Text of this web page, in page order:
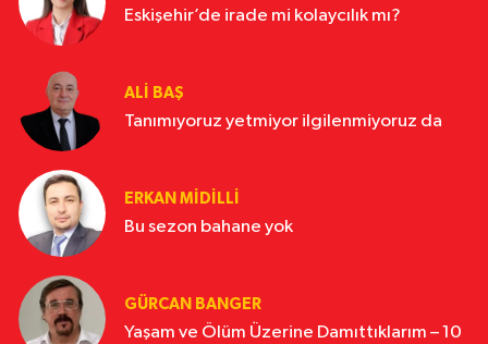
Eskişehir’de irade mi kolaycılık mı?
ALI BAŞ
Tanımıyoruz yetmiyor ilgilenmiyoruz da
ERKAN MIDILLI
Bu sezon bahane yok
GÜRCAN BANGER
Yaşam ve Ölüm Üzerine Damıttıklarım – 10